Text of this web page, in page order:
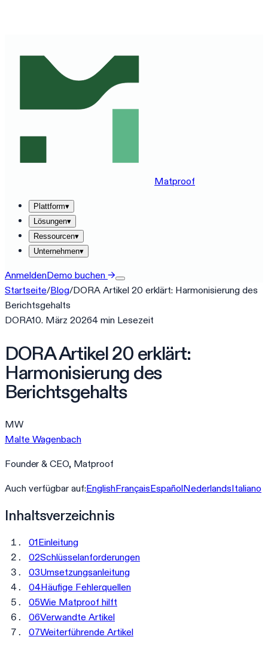
Matproof
Plattform▾
Lösungen▾
Ressourcen▾
Unternehmen▾
AnmeldenDemo buchen →
Startseite/Blog/DORA Artikel 20 erklärt: Harmonisierung des
Berichtsgehalts
DORA10. März 20264 min Lesezeit
DORA Artikel 20 erklärt:
Harmonisierung des
Berichtsgehalts
MW
Malte Wagenbach
Founder & CEO, Matproof
Auch verfügbar auf:EnglishFrançaisEspañolNederlandsItaliano
Inhaltsverzeichnis
01Einleitung
02Schlüsselanforderungen
03Umsetzungsanleitung
04Häufige Fehlerquellen
05Wie Matproof hilft
06Verwandte Artikel
07Weiterführende Artikel